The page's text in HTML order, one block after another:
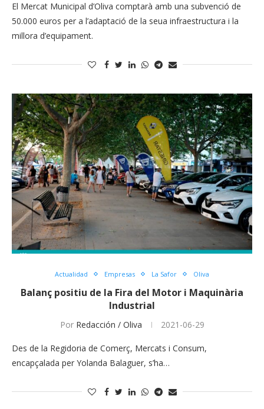
El Mercat Municipal d’Oliva comptarà amb una subvenció de
50.000 euros per a l’adaptació de la seua infraestructura i la
millora d’equipament.
Actualidad Empresas La Safor Oliva
Balanç positiu de la Fira del Motor i Maquinària
Industrial
Por Redacción / Oliva 2021-06-29
Des de la Regidoria de Comerç, Mercats i Consum,
encapçalada per Yolanda Balaguer, s’ha…